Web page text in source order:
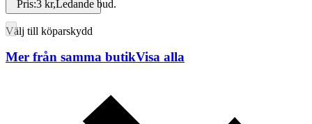
Välj till köparskydd
Pris:3 kr,Ledande bud.
Mer från samma butikVisa alla